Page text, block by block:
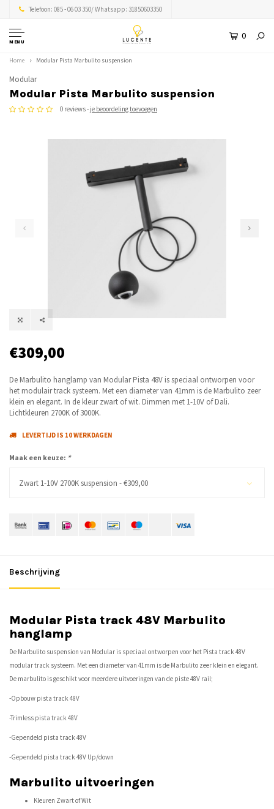
Telefoon: 085 - 06 03 350/ Whatsapp: 31850603350
MENU
0
Home Modular Pista Marbulito suspension
Modular
Modular Pista Marbulito suspension
0 reviews - je beoordeling toevoegen
€309,00
De Marbulito hanglamp van Modular Pista 48V is speciaal ontworpen voor
het modulair track systeem. Met een diameter van 41mm is de Marbulito zeer
klein en elegant. In de kleur zwart of wit. Dimmen met 1-10V of Dali.
Lichtkleuren 2700K of 3000K.
LEVERTIJD IS 10 WERKDAGEN
Maak een keuze: *
Zwart 1-10V 2700K suspension - €309,00
Beschrijving
Modular Pista track 48V Marbulito
hanglamp
De Marbulito suspension van Modular is speciaal ontworpen voor het Pista track 48V
modular track systeem. Met een diameter van 41mm is de Marbulito zeer klein en elegant.
De marbulito is geschikt voor meerdere uitvoeringen van de piste 48V rail;
-Opbouw pista track 48V
-Trimless pista track 48V
-Gependeld pista track 48V
-Gependeld pista track 48V Up/down
Marbulito uitvoeringen
Kleuren Zwart of Wit